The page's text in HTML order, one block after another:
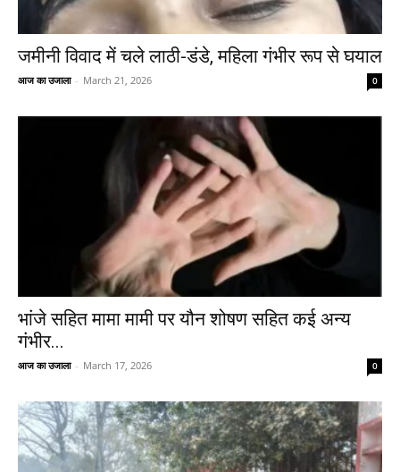
जमीनी विवाद में चले लाठी-डंडे, महिला गंभीर रूप से घयाल
आज का उजाला - March 21, 2026 0
भांजे सहित मामा मामी पर यौन शोषण सहित कई अन्य
गंभीर...
आज का उजाला - March 17, 2026 0